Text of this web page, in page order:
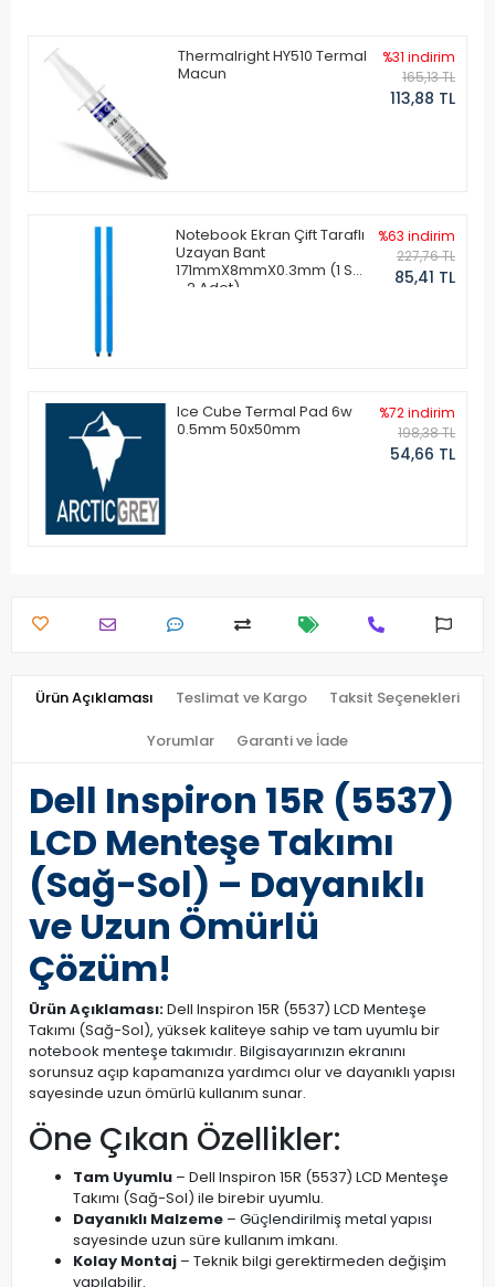
Thermalright HY510 Termal
Macun
%31 indirim
165,13 TL
113,88 TL
Notebook Ekran Çift Taraflı
Uzayan Bant
171mmX8mmX0.3mm (1 Set
- 2 Adet)
%63 indirim
227,76 TL
85,41 TL
Ice Cube Termal Pad 6w
0.5mm 50x50mm
%72 indirim
198,38 TL
54,66 TL
Ürün Açıklaması Teslimat ve Kargo Taksit Seçenekleri
Yorumlar Garanti ve İade
Dell Inspiron 15R (5537)
LCD Menteşe Takımı
(Sağ-Sol) – Dayanıklı
ve Uzun Ömürlü
Çözüm!
Ürün Açıklaması:Dell Inspiron 15R (5537) LCD Menteşe
Takımı (Sağ-Sol), yüksek kaliteye sahip ve tam uyumlu bir
notebook menteşe takımıdır. Bilgisayarınızın ekranını
sorunsuz açıp kapamanıza yardımcı olur ve dayanıklı yapısı
sayesinde uzun ömürlü kullanım sunar.
Öne Çıkan Özellikler:
Tam Uyumlu – Dell Inspiron 15R (5537) LCD Menteşe
Takımı (Sağ-Sol) ile birebir uyumlu.
Dayanıklı Malzeme – Güçlendirilmiş metal yapısı
sayesinde uzun süre kullanım imkanı.
Kolay Montaj – Teknik bilgi gerektirmeden değişim
yapılabilir.